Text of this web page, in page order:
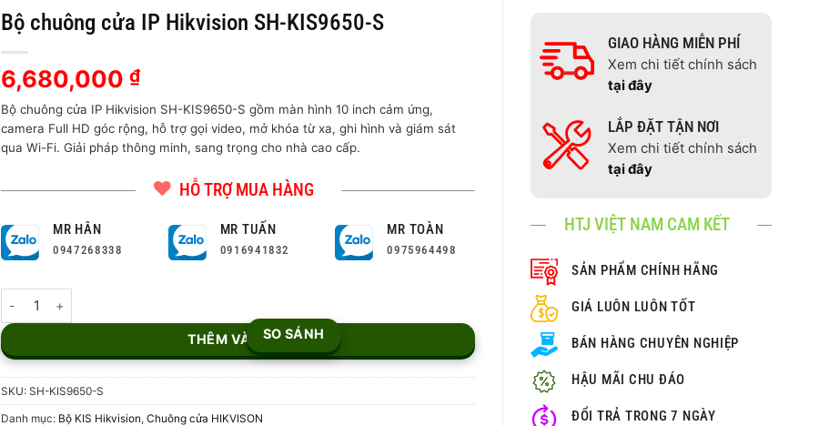
GIAO HÀNG MIỄN PHÍ
Xem chi tiết chính sách
tại đây
LẮP ĐẶT TẬN NƠI
Xem chi tiết chính sách
tại đây
HTJ VIỆT NAM CAM KẾT
SẢN PHẨM CHÍNH HÃNG
GIÁ LUÔN LUÔN TỐT
BÁN HÀNG CHUYÊN NGHIỆP
HẬU MÃI CHU ĐÁO
ĐỔI TRẢ TRONG 7 NGÀY
Bộ chuông cửa IP Hikvision SH-KIS9650-S
6,680,000₫
Bộ chuông cửa IP Hikvision SH-KIS9650-S gồm màn hình 10 inch cảm ứng,
camera Full HD góc rộng, hỗ trợ gọi video, mở khóa từ xa, ghi hình và giám sát
qua Wi-Fi. Giải pháp thông minh, sang trọng cho nhà cao cấp.
HỖ TRỢ MUA HÀNG
MR HÂN
0947268338
MR TUẤN
0916941832
MR TOÀN
0975964498
Bộ chuông cửa IP Hikvision SH-KIS9650-S số lượng
THÊM VÀO GIỎSO SÁNH
SKU:SH-KIS9650-S
Danh mục: Bộ KIS Hikvision,Chuông cửa HIKVISON